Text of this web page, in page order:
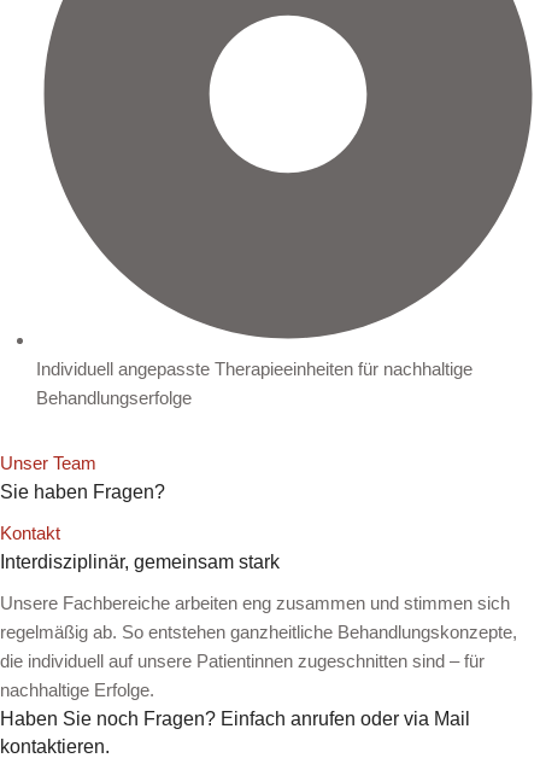
Individuell angepasste Therapieeinheiten für nachhaltige
Behandlungserfolge
Unser Team
Sie haben Fragen?
Kontakt
Interdisziplinär, gemeinsam stark
Unsere Fachbereiche arbeiten eng zusammen und stimmen sich
regelmäßig ab. So entstehen ganzheitliche Behandlungskonzepte,
die individuell auf unsere Patientinnen zugeschnitten sind – für
nachhaltige Erfolge.
Haben Sie noch Fragen? Einfach anrufen oder via Mail
kontaktieren.